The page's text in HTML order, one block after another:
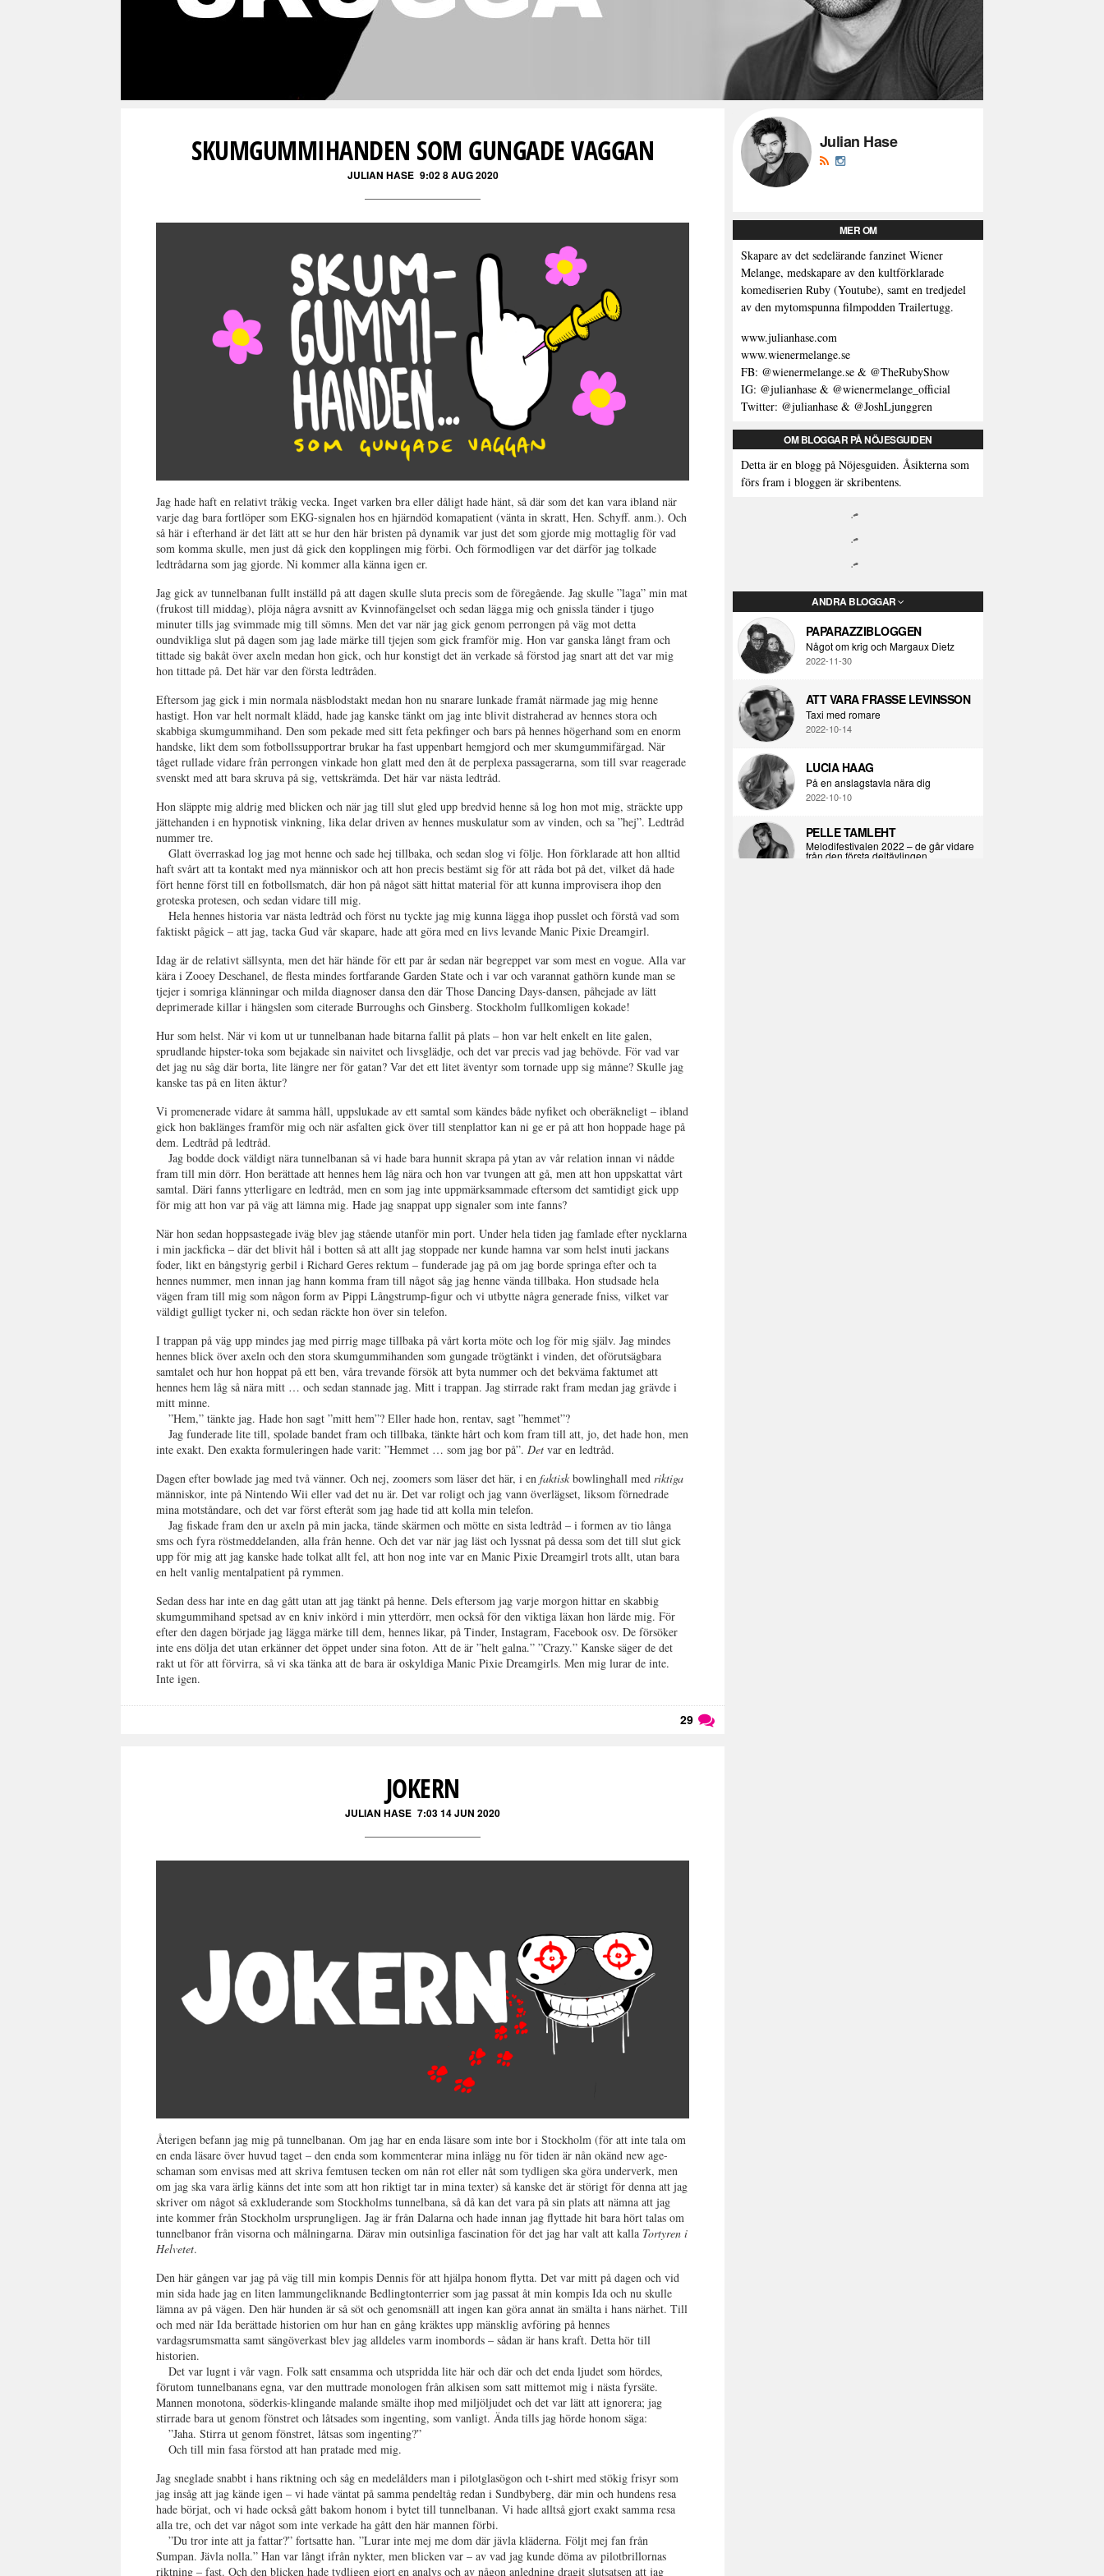
SKUMGUMMIHANDEN SOM GUNGADE VAGGAN
JULIAN HASE 9:02 8 AUG 2020
Jag hade haft en relativt tråkig vecka. Inget varken bra eller dåligt hade hänt, så där som det kan vara ibland när
varje dag bara fortlöper som EKG-signalen hos en hjärndöd komapatient (vänta in skratt, Hen. Schyff. anm.). Och
så här i efterhand är det lätt att se hur den här bristen på dynamik var just det som gjorde mig mottaglig för vad
som komma skulle, men just då gick den kopplingen mig förbi. Och förmodligen var det därför jag tolkade
ledtrådarna som jag gjorde. Ni kommer alla känna igen er.
Jag gick av tunnelbanan fullt inställd på att dagen skulle sluta precis som de föregående. Jag skulle ”laga” min mat
(frukost till middag), plöja några avsnitt av Kvinnofängelset och sedan lägga mig och gnissla tänder i tjugo
minuter tills jag svimmade mig till sömns. Men det var när jag gick genom perrongen på väg mot detta
oundvikliga slut på dagen som jag lade märke till tjejen som gick framför mig. Hon var ganska långt fram och
tittade sig bakåt över axeln medan hon gick, och hur konstigt det än verkade så förstod jag snart att det var mig
hon tittade på. Det här var den första ledtråden.
Eftersom jag gick i min normala näsblodstakt medan hon nu snarare lunkade framåt närmade jag mig henne
hastigt. Hon var helt normalt klädd, hade jag kanske tänkt om jag inte blivit distraherad av hennes stora och
skabbiga skumgummihand. Den som pekade med sitt feta pekfinger och bars på hennes högerhand som en enorm
handske, likt dem som fotbollssupportrar brukar ha fast uppenbart hemgjord och mer skumgummifärgad. När
tåget rullade vidare från perrongen vinkade hon glatt med den åt de perplexa passagerarna, som till svar reagerade
svenskt med att bara skruva på sig, vettskrämda. Det här var nästa ledtråd.
Hon släppte mig aldrig med blicken och när jag till slut gled upp bredvid henne så log hon mot mig, sträckte upp
jättehanden i en hypnotisk vinkning, lika delar driven av hennes muskulatur som av vinden, och sa ”hej”. Ledtråd
nummer tre.
Glatt överraskad log jag mot henne och sade hej tillbaka, och sedan slog vi följe. Hon förklarade att hon alltid
haft svårt att ta kontakt med nya människor och att hon precis bestämt sig för att råda bot på det, vilket då hade
fört henne först till en fotbollsmatch, där hon på något sätt hittat material för att kunna improvisera ihop den
groteska protesen, och sedan vidare till mig.
Hela hennes historia var nästa ledtråd och först nu tyckte jag mig kunna lägga ihop pusslet och förstå vad som
faktiskt pågick – att jag, tacka Gud vår skapare, hade att göra med en livs levande Manic Pixie Dreamgirl.
Idag är de relativt sällsynta, men det här hände för ett par år sedan när begreppet var som mest en vogue. Alla var
kära i Zooey Deschanel, de flesta mindes fortfarande Garden State och i var och varannat gathörn kunde man se
tjejer i somriga klänningar och milda diagnoser dansa den där Those Dancing Days-dansen, påhejade av lätt
deprimerade killar i hängslen som citerade Burroughs och Ginsberg. Stockholm fullkomligen kokade!
Hur som helst. När vi kom ut ur tunnelbanan hade bitarna fallit på plats – hon var helt enkelt en lite galen,
sprudlande hipster-toka som bejakade sin naivitet och livsglädje, och det var precis vad jag behövde. För vad var
det jag nu såg där borta, lite längre ner för gatan? Var det ett litet äventyr som tornade upp sig månne? Skulle jag
kanske tas på en liten åktur?
Vi promenerade vidare åt samma håll, uppslukade av ett samtal som kändes både nyfiket och oberäkneligt – ibland
gick hon baklänges framför mig och när asfalten gick över till stenplattor kan ni ge er på att hon hoppade hage på
dem. Ledtråd på ledtråd.
Jag bodde dock väldigt nära tunnelbanan så vi hade bara hunnit skrapa på ytan av vår relation innan vi nådde
fram till min dörr. Hon berättade att hennes hem låg nära och hon var tvungen att gå, men att hon uppskattat vårt
samtal. Däri fanns ytterligare en ledtråd, men en som jag inte uppmärksammade eftersom det samtidigt gick upp
för mig att hon var på väg att lämna mig. Hade jag snappat upp signaler som inte fanns?
När hon sedan hoppsastegade iväg blev jag stående utanför min port. Under hela tiden jag famlade efter nycklarna
i min jackficka – där det blivit hål i botten så att allt jag stoppade ner kunde hamna var som helst inuti jackans
foder, likt en bångstyrig gerbil i Richard Geres rektum – funderade jag på om jag borde springa efter och ta
hennes nummer, men innan jag hann komma fram till något såg jag henne vända tillbaka. Hon studsade hela
vägen fram till mig som någon form av Pippi Långstrump-figur och vi utbytte några generade fniss, vilket var
väldigt gulligt tycker ni, och sedan räckte hon över sin telefon.
I trappan på väg upp mindes jag med pirrig mage tillbaka på vårt korta möte och log för mig själv. Jag mindes
hennes blick över axeln och den stora skumgummihanden som gungade trögtänkt i vinden, det oförutsägbara
samtalet och hur hon hoppat på ett ben, våra trevande försök att byta nummer och det bekväma faktumet att
hennes hem låg så nära mitt … och sedan stannade jag. Mitt i trappan. Jag stirrade rakt fram medan jag grävde i
mitt minne.
”Hem,” tänkte jag. Hade hon sagt ”mitt hem”? Eller hade hon, rentav, sagt ”hemmet”?
Jag funderade lite till, spolade bandet fram och tillbaka, tänkte hårt och kom fram till att, jo, det hade hon, men
inte exakt. Den exakta formuleringen hade varit: ”Hemmet … som jag bor på”.Det var en ledtråd.
Dagen efter bowlade jag med två vänner. Och nej, zoomers som läser det här, i enfaktisk bowlinghall medriktiga
människor, inte på Nintendo Wii eller vad det nu är. Det var roligt och jag vann överlägset, liksom förnedrade
mina motståndare, och det var först efteråt som jag hade tid att kolla min telefon.
Jag fiskade fram den ur axeln på min jacka, tände skärmen och mötte en sista ledtråd – i formen av tio långa
sms och fyra röstmeddelanden, alla från henne. Och det var när jag läst och lyssnat på dessa som det till slut gick
upp för mig att jag kanske hade tolkat allt fel, att hon nog inte var en Manic Pixie Dreamgirl trots allt, utan bara
en helt vanlig mentalpatient på rymmen.
Sedan dess har inte en dag gått utan att jag tänkt på henne. Dels eftersom jag varje morgon hittar en skabbig
skumgummihand spetsad av en kniv inkörd i min ytterdörr, men också för den viktiga läxan hon lärde mig. För
efter den dagen började jag lägga märke till dem, hennes likar, på Tinder, Instagram, Facebook osv. De försöker
inte ens dölja det utan erkänner det öppet under sina foton. Att de är ”helt galna.” ”Crazy.” Kanske säger de det
rakt ut för att förvirra, så vi ska tänka att de bara är oskyldiga Manic Pixie Dreamgirls. Men mig lurar de inte.
Inte igen.
29
JOKERN
JULIAN HASE 7:03 14 JUN 2020
Återigen befann jag mig på tunnelbanan. Om jag har en enda läsare som inte bor i Stockholm (för att inte tala om
en enda läsare över huvud taget – den enda som kommenterar mina inlägg nu för tiden är nån okänd new age-
schaman som envisas med att skriva femtusen tecken om nån rot eller nåt som tydligen ska göra underverk, men
om jag ska vara ärlig känns det inte som att hon riktigt tar in mina texter) så kanske det är störigt för denna att jag
skriver om något så exkluderande som Stockholms tunnelbana, så då kan det vara på sin plats att nämna att jag
inte kommer från Stockholm ursprungligen. Jag är från Dalarna och hade innan jag flyttade hit bara hört talas om
tunnelbanor från visorna och målningarna. Därav min outsinliga fascination för det jag har valt att kalla Tortyren i
Helvetet.
Den här gången var jag på väg till min kompis Dennis för att hjälpa honom flytta. Det var mitt på dagen och vid
min sida hade jag en liten lammungeliknande Bedlingtonterrier som jag passat åt min kompis Ida och nu skulle
lämna av på vägen. Den här hunden är så söt och genomsnäll att ingen kan göra annat än smälta i hans närhet. Till
och med när Ida berättade historien om hur han en gång kräktes upp mänsklig avföring på hennes
vardagsrumsmatta samt sängöverkast blev jag alldeles varm inombords – sådan är hans kraft. Detta hör till
historien.
Det var lugnt i vår vagn. Folk satt ensamma och utspridda lite här och där och det enda ljudet som hördes,
förutom tunnelbanans egna, var den muttrade monologen från alkisen som satt mittemot mig i nästa fyrsäte.
Mannen monotona, söderkis-klingande malande smälte ihop med miljöljudet och det var lätt att ignorera; jag
stirrade bara ut genom fönstret och låtsades som ingenting, som vanligt. Ända tills jag hörde honom säga:
”Jaha. Stirra ut genom fönstret, låtsas som ingenting?”
Och till min fasa förstod att han pratade med mig.
Jag sneglade snabbt i hans riktning och såg en medelålders man i pilotglasögon och t-shirt med stökig frisyr som
jag insåg att jag kände igen – vi hade väntat på samma pendeltåg redan i Sundbyberg, där min och hundens resa
hade börjat, och vi hade också gått bakom honom i bytet till tunnelbanan. Vi hade alltså gjort exakt samma resa
alla tre, och det var något som inte verkade ha gått den här mannen förbi.
”Du tror inte att ja fattar?” fortsatte han. ”Lurar inte mej me dom där jävla kläderna. Följt mej fan från
Sumpan. Jävla nolla.” Han var långt ifrån nykter, men blicken var – av vad jag kunde döma av pilotbrillornas
riktning – fast. Och den blicken hade tydligen gjort en analys och av någon anledning dragit slutsatsen att jag
Julian Hase
MER OM
Skapare av det sedelärande fanzinet Wiener
Melange, medskapare av den kultförklarade
komediserien Ruby (Youtube), samt en tredjedel
av den mytomspunna filmpodden Trailertugg.
www.julianhase.com
www.wienermelange.se
FB: @wienermelange.se & @TheRubyShow
IG: @julianhase & @wienermelange_official
Twitter: @julianhase & @JoshLjunggren
OM BLOGGAR PÅ NÖJESGUIDEN
Detta är en blogg på Nöjesguiden. Åsikterna som
förs fram i bloggen är skribentens.
ANDRA BLOGGAR
PAPARAZZIBLOGGEN
Något om krig och Margaux Dietz
2022-11-30
ATT VARA FRASSE LEVINSSON
Taxi med romare
2022-10-14
LUCIA HAAG
På en anslagstavla nära dig
2022-10-10
PELLE TAMLEHT
Melodifestivalen 2022 – de går vidare
från den första deltävlingen